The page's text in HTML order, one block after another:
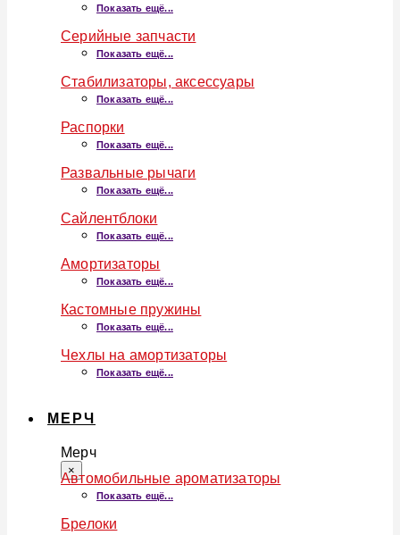
Показать ещё...
Серийные запчасти
Показать ещё...
Стабилизаторы, аксессуары
Показать ещё...
Распорки
Показать ещё...
Развальные рычаги
Показать ещё...
Сайлентблоки
Показать ещё...
Амортизаторы
Показать ещё...
Кастомные пружины
Показать ещё...
Чехлы на амортизаторы
Показать ещё...
МЕРЧ
Мерч
×
Автомобильные ароматизаторы
Показать ещё...
Брелоки